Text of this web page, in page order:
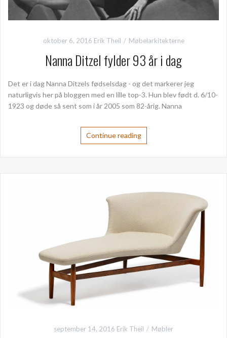
oktober 6, 2016 Erik Theil Møbelarkitekterne
Nanna Ditzel fylder 93 år i dag
Det er i dag Nanna Ditzels fødselsdag - og det markerer jeg
naturligvis her på bloggen med en lille top-3. Hun blev født d. 6/10-
1923 og døde så sent som i år 2005 som 82-årig. Nanna
Continue reading
september 14, 2016 Erik Theil Møbler